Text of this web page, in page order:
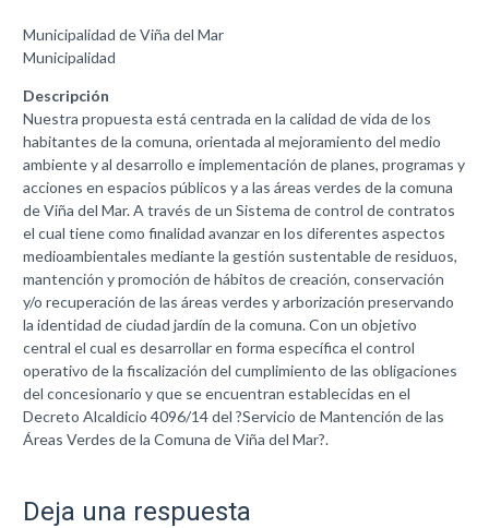
Municipalidad de Viña del Mar
Municipalidad
Descripción
Nuestra propuesta está centrada en la calidad de vida de los
habitantes de la comuna, orientada al mejoramiento del medio
ambiente y al desarrollo e implementación de planes, programas y
acciones en espacios públicos y a las áreas verdes de la comuna
de Viña del Mar. A través de un Sistema de control de contratos
el cual tiene como finalidad avanzar en los diferentes aspectos
medioambientales mediante la gestión sustentable de residuos,
mantención y promoción de hábitos de creación, conservación
y/o recuperación de las áreas verdes y arborización preservando
la identidad de ciudad jardín de la comuna. Con un objetivo
central el cual es desarrollar en forma específica el control
operativo de la fiscalización del cumplimiento de las obligaciones
del concesionario y que se encuentran establecidas en el
Decreto Alcaldicio 4096/14 del ?Servicio de Mantención de las
Áreas Verdes de la Comuna de Viña del Mar?.
Deja una respuesta